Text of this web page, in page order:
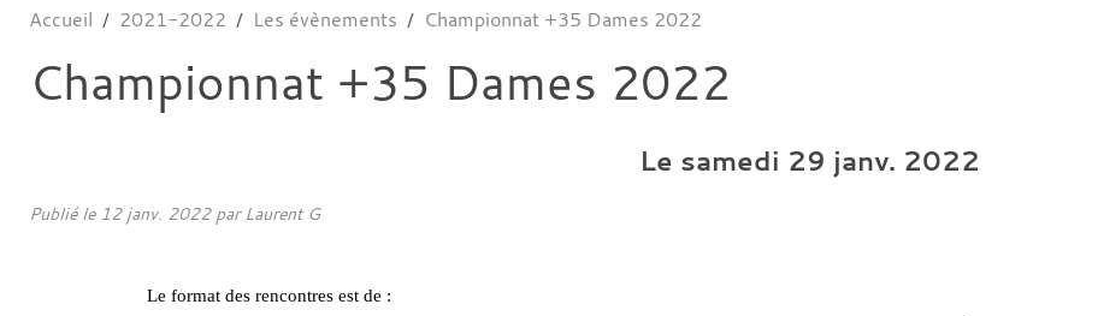
Accueil 2021-2022 Les évènements Championnat +35 Dames 2022
Championnat +35 Dames 2022
Le samedi 29 janv. 2022
Publié le 12 janv. 2022par Laurent G
Le format des rencontres est de :